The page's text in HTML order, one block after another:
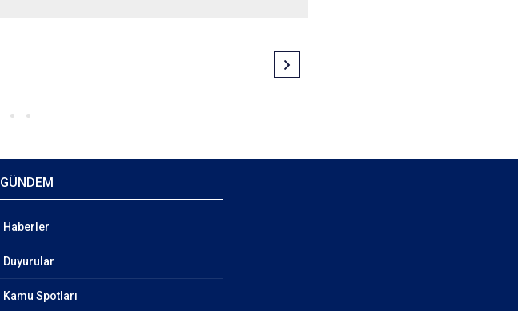
GÜNDEM
Haberler
Duyurular
Kamu Spotları